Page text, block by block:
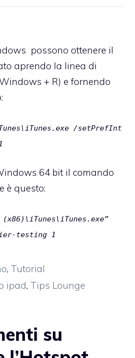
possono ottenere il
aprendo la linea di
+ R) e fornendo
/setPrefInt
64 bit il comando
è questo:
testing 1
, Tutorial
ipad, Tips Lounge
su